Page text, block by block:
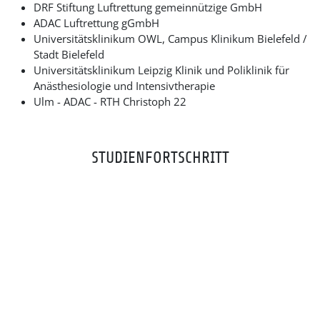
DRF Stiftung Luftrettung gemeinnützige GmbH
ADAC Luftrettung gGmbH
Universitätsklinikum OWL, Campus Klinikum Bielefeld /
Stadt Bielefeld
Universitätsklinikum Leipzig Klinik und Poliklinik für
Anästhesiologie und Intensivtherapie
Ulm - ADAC - RTH Christoph 22
STUDIENFORTSCHRITT